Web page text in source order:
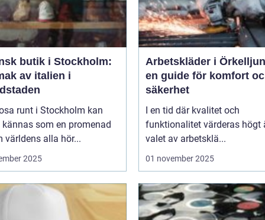
butik i Stockholm:
av italien i
runt i Stockholm kan
som en promenad
världens alla hör...
2025
Arbetskläder i
en guide för komfort
säkerhet
I en tid där kvalitet och
funktionalitet värderas högt
valet av arbetsklä...
01 november 2025